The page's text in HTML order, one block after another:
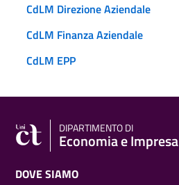
CdLM Direzione Aziendale
CdLM Finanza Aziendale
CdLM EPP
DIPARTIMENTO DI
Economia e Impresa
DOVE SIAMO